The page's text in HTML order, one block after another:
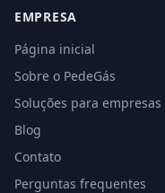
EMPRESA
Página inicial
Sobre o PedeGás
Soluções para empresas
Blog
Contato
Perguntas frequentes